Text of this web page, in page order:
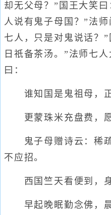
却无父母？”国王大笑
人说有鬼子母国？”法
七人，只是对鬼说话？
日祇备茶汤。”法师七
曰：
谁知国是鬼祖母，正
更蒙珠米充盘费，愿
鬼子母赠诗云：稀疏
不应招。
西国竺天看便到，身
早起晚眠勤念佛，晨